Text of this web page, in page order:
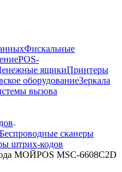
Фискальные
POS-
ящикиПринтеры
оборудованиеЗеркала
вызова
Беспроводные сканеры
штрих-кодов
МОЙPOS MSC-6608C2D